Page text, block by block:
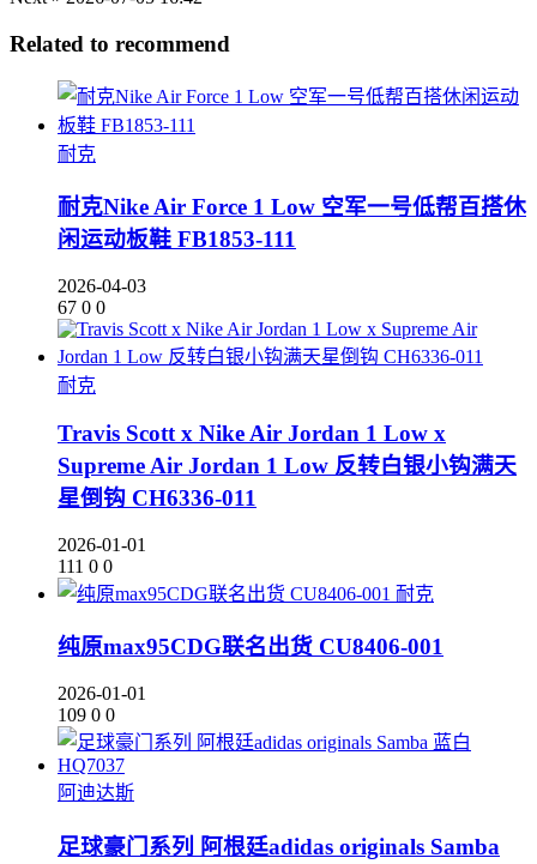
Related to recommend
耐克
耐克Nike Air Force 1 Low 空军一号低帮百搭休
闲运动板鞋 FB1853-111
2026-04-03
67 0 0
耐克
Travis Scott x Nike Air Jordan 1 Low x
Supreme Air Jordan 1 Low 反转白银小钩满天
星倒钩 CH6336-011
2026-01-01
111 0 0
耐克
纯原max95CDG联名出货 CU8406-001
2026-01-01
109 0 0
阿迪达斯
足球豪门系列 阿根廷adidas originals Samba